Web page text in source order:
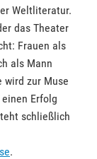
Weltliteratur.
das Theater
Frauen als
als Mann
wird zur Muse
Erfolg
schließlich
.